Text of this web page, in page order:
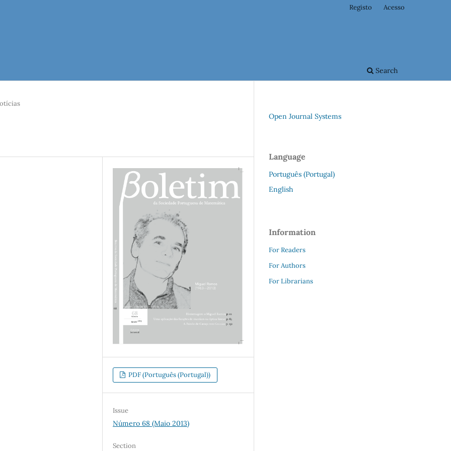
Search
Registo Acesso
PDF (Português (Portugal))
Issue
Número 68 (Maio 2013)
Section
Open Journal Systems
Language
Português (Portugal)
English
Information
For Readers
For Authors
For Librarians